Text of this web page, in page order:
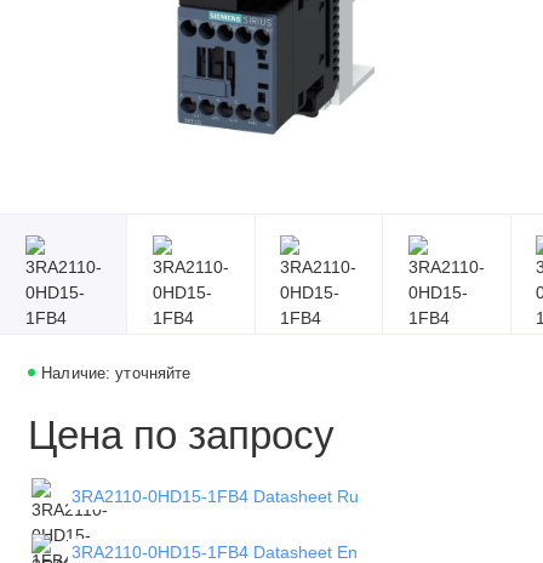
Наличие: уточняйте
Цена по запросу
3RA2110-0HD15-1FB4 Datasheet Ru
3RA2110-0HD15-1FB4 Datasheet En